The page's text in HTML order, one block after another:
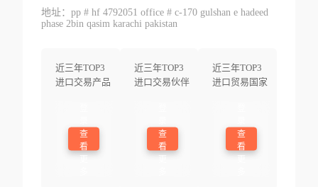
地址：pp # hf 4792051 office # c-170 gulshan e hadeed
phase 2bin qasim karachi pakistan
近三年TOP3
进口交易产品
查
看
近三年TOP3
进口交易伙伴
查
看
近三年TOP3
进口贸易国家
查
看